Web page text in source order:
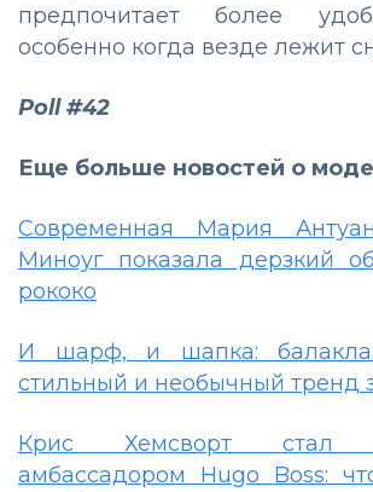
предпочитает более
особенно когда везде лежит
Poll #42
Еще больше новостей о
Современная Мария
Миноуг показала дерзкий
рококо
И шарф, и шапка:
стильный и необычный тренд
Крис Хемсворт стал
амбассадором Hugo Boss: